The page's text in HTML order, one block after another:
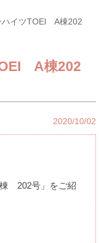
ハイツTOEI A棟202
A棟202
2020/10/02
202号」をご紹